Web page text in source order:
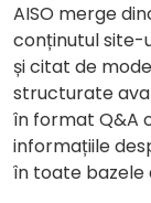
AISO merge
conținutul site-
și citat de
structurate
în format Q&A
informațiile
în toate bazele